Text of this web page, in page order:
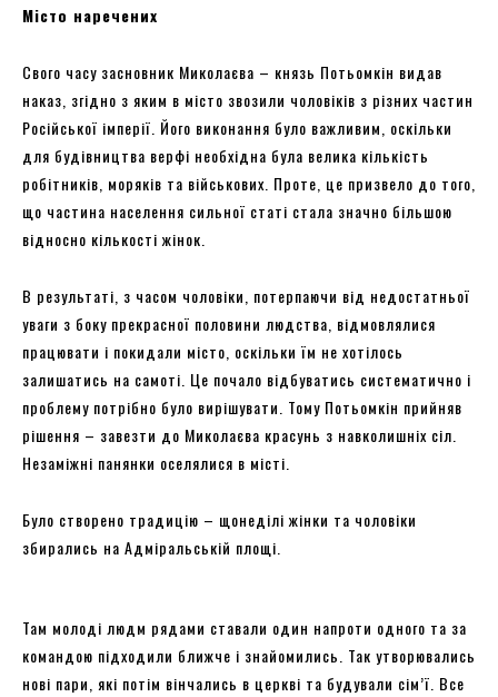
Місто наречених
Свого часу засновник Миколаєва – князь Потьомкін видав
наказ, згідно з яким в місто звозили чоловіків з різних частин
Російської імперії. Його виконання було важливим, оскільки
для будівництва верфі необхідна була велика кількість
робітників, моряків та військових. Проте, це призвело до того,
що частина населення сильної статі стала значно більшою
відносно кількості жінок.
В результаті, з часом чоловіки, потерпаючи від недостатньої
уваги з боку прекрасної половини людства, відмовлялися
працювати і покидали місто, оскільки їм не хотілось
залишатись на самоті. Це почало відбуватись систематично і
проблему потрібно було вирішувати. Тому Потьомкін прийняв
рішення – завезти до Миколаєва красунь з навколишніх сіл.
Незаміжні панянки оселялися в місті.
Було створено традицію – щонеділі жінки та чоловіки
збирались на Адміральській площі.
Там молоді людм рядами ставали один напроти одного та за
командою підходили ближче і знайомились. Так утворювались
нові пари, які потім вінчались в церкві та будували сім’ї. Все